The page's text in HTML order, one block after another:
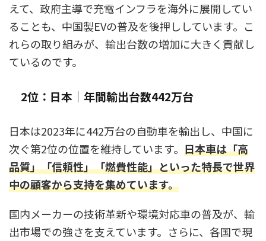
えて、政府主導で充電インフラを海外に展開してい
ることも、中国製EVの普及を後押ししています。こ
れらの取り組みが、輸出台数の増加に大きく貢献し
ているのです。
2位：日本｜年間輸出台数442万台
日本は2023年に442万台の自動車を輸出し、中国に
次ぐ第2位の位置を維持しています。 日本車は「高
品質」「信頼性」「燃費性能」といった特長で世界
中の顧客から支持を集めています。
国内メーカーの技術革新や環境対応車の普及が、輸
出市場での強さを支えています。さらに、各国で現